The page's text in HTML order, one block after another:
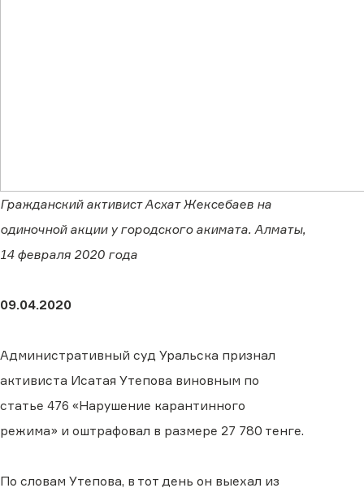
Гражданский активист Асхат Жексебаев на
одиночной акции у городского акимата. Алматы,
14 февраля 2020 года
09.04.2020
Административный суд Уральска признал
активиста Исатая Утепова виновным по
статье 476 «Нарушение карантинного
режима» и оштрафовал в размере 27 780 тенге.
По словам Утепова, в тот день он выехал из